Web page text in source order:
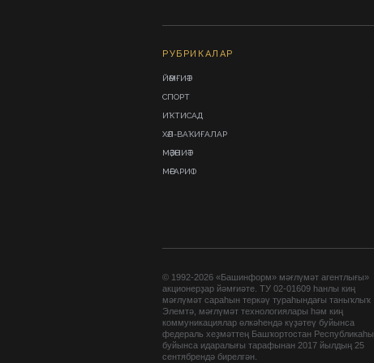
РУБРИКАЛАР
ЙӘМҒИӘТ
СПОРТ
ИҠТИСАД
ХӘЛ-ВАҠИҒАЛАР
МӘҘӘНИӘТ
МӘҒАРИФ
© 1992-2026 «Башинформ» мәғлүмәт агентлығы»
акционерҙар йәмғиәте. ТУ 02-01609 һанлы киң
мәғлүмәт сараһын теркәү тураһындағы таныҡлыҡ
Элемтә, мәғлүмәт технологиялары һәм киң
коммуникациялар өлкәһендә күҙәтеү буйынса
федераль хеҙмәттең Башҡортостан Республикаһы
буйынса идаралығы тарафынан 2017 йылдың 25
сентябрендә бирелгән.